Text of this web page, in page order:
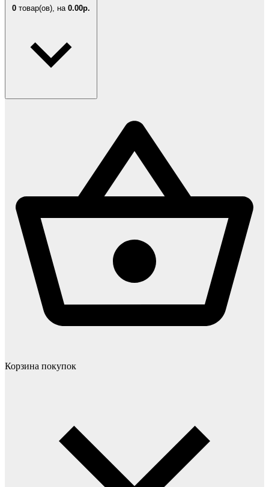
0 товар(ов), на 0.00р.
Корзина покупок